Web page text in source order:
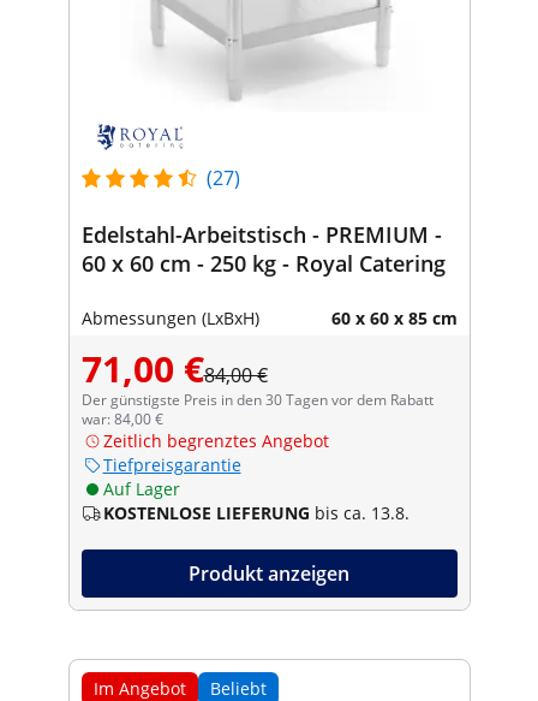
(27)
Edelstahl-Arbeitstisch - PREMIUM -
60 x 60 cm - 250 kg - Royal Catering
Abmessungen (LxBxH) 60 x 60 x 85 cm
71,00 €84,00 €
Der günstigste Preis in den 30 Tagen vor dem Rabatt
war: 84,00 €
Zeitlich begrenztes Angebot
Tiefpreisgarantie
Auf Lager
KOSTENLOSE LIEFERUNG bis ca. 13.8.
Produkt anzeigen
Im Angebot Beliebt